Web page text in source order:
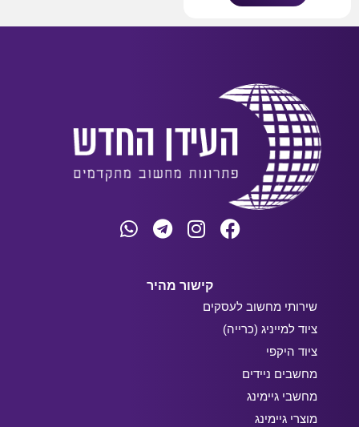
קישור מהיר
שירותי מחשוב לעסקים
ציוד למייניג (כרייה)
ציוד היקפי
מחשבים ניידים
מחשבי גיימינג
מוצרי גיימינג